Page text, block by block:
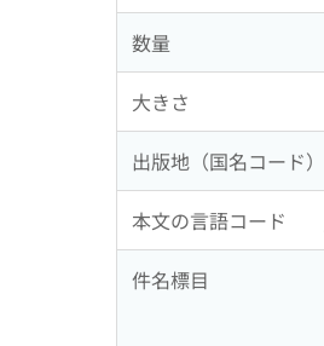
数量
大きさ
出版地（国名コード）
本文の言語コード
件名標目